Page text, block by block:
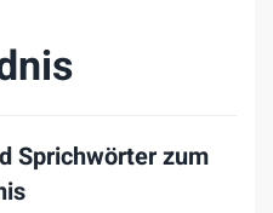
Sprichwörter zum